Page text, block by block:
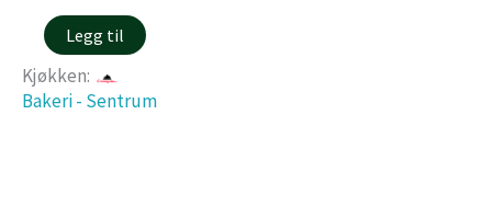
Legg til
Kjøkken:
Bakeri - Sentrum